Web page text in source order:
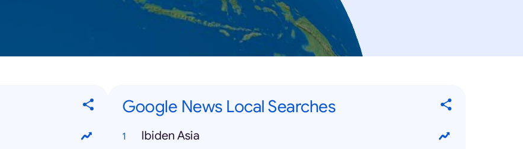
Google News Local Searches
Ibiden Asia